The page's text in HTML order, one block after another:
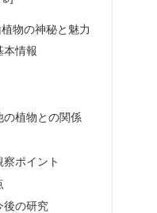
物の神秘と魅力
本情報
の植物との関係
ポイント
後の研究